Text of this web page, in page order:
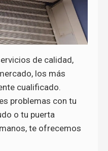
de calidad,
los más
cualificado.
problemas con tu
o tu puerta
te ofrecemos